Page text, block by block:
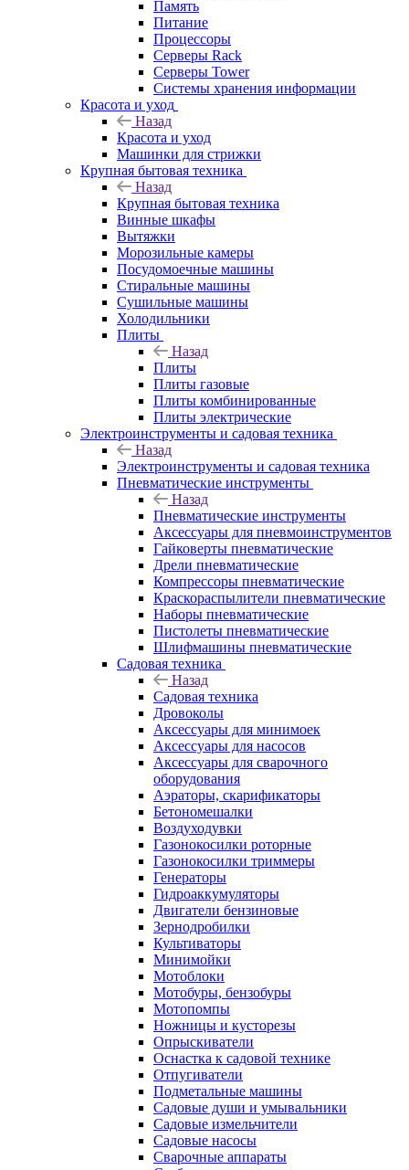
Память
Питание
Процессоры
Серверы Rack
Серверы Tower
Системы хранения информации
Красота и уход
Назад
Красота и уход
Машинки для стрижки
Крупная бытовая техника
Назад
Крупная бытовая техника
Винные шкафы
Вытяжки
Морозильные камеры
Посудомоечные машины
Стиральные машины
Сушильные машины
Холодильники
Плиты
Назад
Плиты
Плиты газовые
Плиты комбинированные
Плиты электрические
Электроинструменты и садовая техника
Назад
Электроинструменты и садовая техника
Пневматические инструменты
Назад
Пневматические инструменты
Аксессуары для пневмоинструментов
Гайковерты пневматические
Дрели пневматические
Компрессоры пневматические
Краскораспылители пневматические
Наборы пневматические
Пистолеты пневматические
Шлифмашины пневматические
Садовая техника
Назад
Садовая техника
Дровоколы
Аксессуары для минимоек
Аксессуары для насосов
Аксессуары для сварочного
оборудования
Аэраторы, скарификаторы
Бетономешалки
Воздуходувки
Газонокосилки роторные
Газонокосилки триммеры
Генераторы
Гидроаккумуляторы
Двигатели бензиновые
Зернодробилки
Культиваторы
Минимойки
Мотоблоки
Мотобуры, бензобуры
Мотопомпы
Ножницы и кусторезы
Опрыскиватели
Оснастка к садовой технике
Отпугиватели
Подметальные машины
Садовые души и умывальники
Садовые измельчители
Садовые насосы
Сварочные аппараты